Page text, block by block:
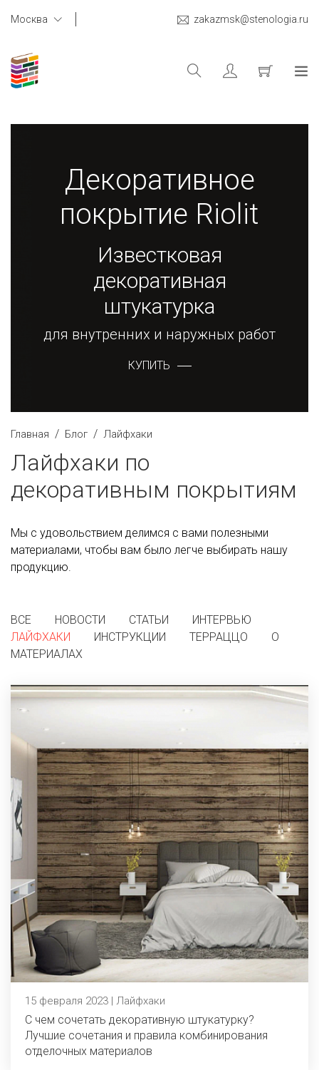
Москва zakazmsk@stenologia.ru
Декоративное
покрытие Riolit
Известковая
декоративная
штукатурка
для внутренних и наружных работ
КУПИТЬ
Главная / Блог / Лайфхаки
Лайфхаки по
декоративным покрытиям
Мы с удовольствием делимся с вами полезными
материалами, чтобы вам было легче выбирать нашу
продукцию.
ВСЕ НОВОСТИ СТАТЬИ
ИНТЕРВЬЮ
ЛАЙФХАКИ
ИНСТРУКЦИИ ТЕРРАЦЦО
О
МАТЕРИАЛАХ
15 февраля 2023 | Лайфхаки
С чем сочетать декоративную штукатурку?
Лучшие сочетания и правила комбинирования
отделочных материалов